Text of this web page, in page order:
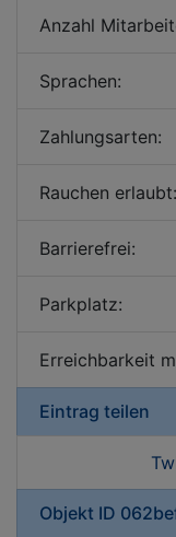
Anzahl
Sprachen:
Zahlungsarten:
Rauchen erlaubt:
Barrierefrei:
Parkplatz:
Erreichbarkeit
Eintrag teilen
Objekt ID